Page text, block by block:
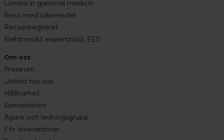
Lämna in gammal medicin
Resa med läkemedel
Receptregistret
Elektroniskt expertstöd, EES
Om oss
Pressrum
Jobba hos oss
Hållbarhet
Samarbeten
Ägare och ledningsgrupp
För leverantörer